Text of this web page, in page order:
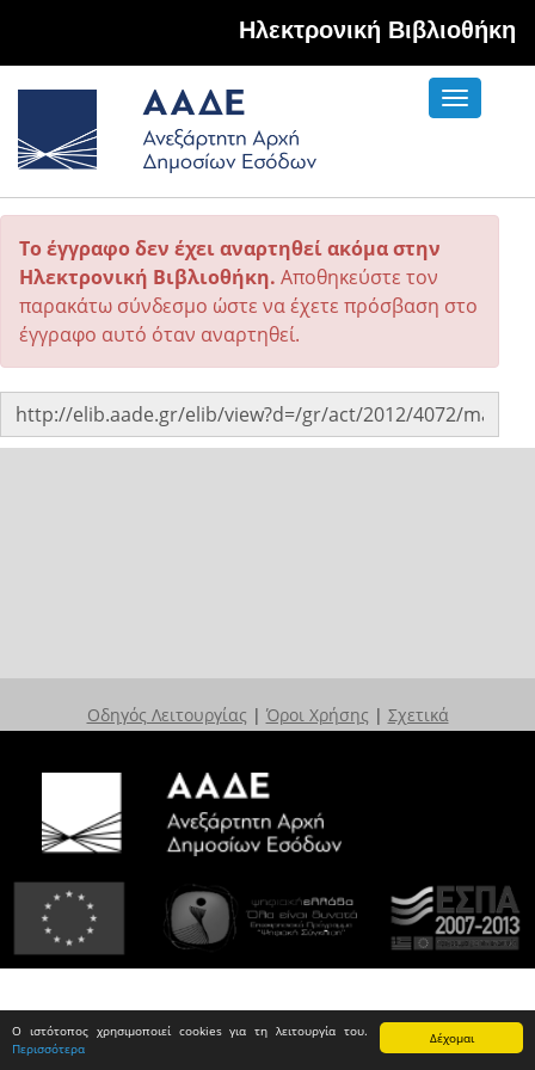
Δέχομαι
Ο ιστότοπος χρησιμοποιεί cookies για τη λειτουργία του.
Περισσότερα
Hλεκτρονική Βιβλιοθήκη
Toggle
Το έγγραφο δεν έχει αναρτηθεί ακόμα στην
Ηλεκτρονική Βιβλιοθήκη. Αποθηκεύστε τον
παρακάτω σύνδεσμο ώστε να έχετε πρόσβαση στο
έγγραφο αυτό όταν αναρτηθεί.
Οδηγός Λειτουργίας | Όροι Χρήσης | Σχετικά